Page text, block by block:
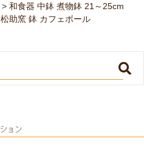
> 和食器 中鉢 煮物鉢 21～25cm
松助窯 鉢 カフェボール